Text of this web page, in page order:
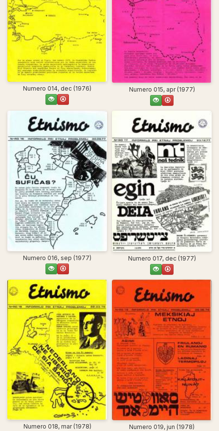
Numero 014, dec (1976) Numero 015, apr (1977)
Numero 016, sep (1977) Numero 017, dec (1977)
Numero 018, mar (1978) Numero 019, jun (1978)